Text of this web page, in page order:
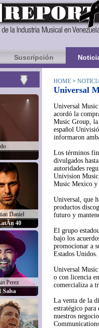
Suscripción
Daniel
40
Perez
Salsa
HOME >
Universal
Universal
acordó la
Music Group,
español
informaron
Los términos
divulgados
autoridades
Univision
Music Mexico
Universal, que
productos
futuro y
El grupo
bajo los
promocionar a
Estados Unidos.
Universal Music
o con licencia
comercializa a
La venta de la
estratégico para
nuestros